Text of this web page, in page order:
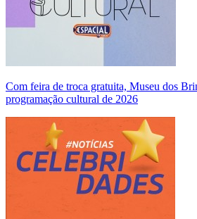
Com feira de troca gratuita, Museu dos
programação cultural de 2026